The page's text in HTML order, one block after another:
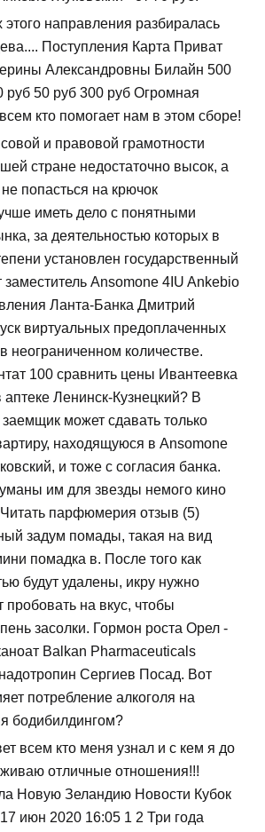
этого направления разбиралась
Поступления Карта Приват
Александровны Билайн 500
руб 50 руб 300 руб Огромная
кто помогает нам в этом сборе!
и правовой грамотности
стране недостаточно высок, а
попасться на крючок
иметь дело с понятными
за деятельностью которых в
установлен государственный
заместитель Ansomone 4IU Ankebio
Ланта-Банка Дмитрий
виртуальных предоплаченных
неограниченном количестве.
100 сравнить цены Ивантеевка
Ленинск-Кузнецкий? В
может сдавать только
находящуюся в Ansomone
и тоже с согласия банка.
им для звезды немого кино
парфюмерия отзыв (5)
задум помады, такая на вид
помадка в. После того как
будут удалены, икру нужно
на вкус, чтобы
засолки. Гормон роста Орел -
Balkan Pharmaceuticals
Сергиев Посад. Вот
потребление алкоголя на
бодибилдингом?
всем кто меня узнал и с кем я до
отличные отношения!!!
Новую Зеландию Новости Кубок
июн 2020 16:05 1 2 Три года